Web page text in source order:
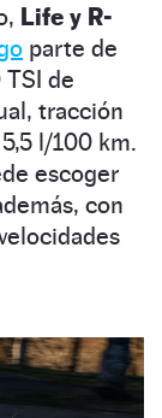
Life y R-
parte de
de
tracción
l/100 km.
escoger
con